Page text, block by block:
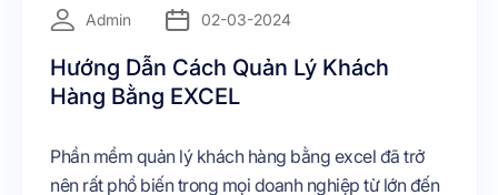
Admin 02-03-2024
Hướng Dẫn Cách Quản Lý Khách
Hàng Bằng EXCEL
Phần mềm quản lý khách hàng bằng excel đã trở
nên rất phổ biến trong mọi doanh nghiệp từ lớn đến